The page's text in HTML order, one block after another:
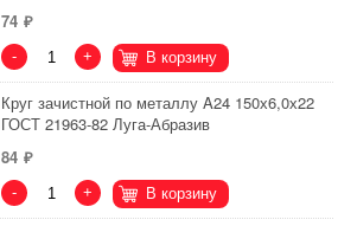
74
- + В корзину
Круг зачистной по металлу A24 150х6,0х22
ГОСТ 21963-82 Луга-Абразив
84
- + В корзину